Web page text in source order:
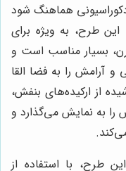
هماهنگ شود
طرح، به ویژه برای
بسیار مناسب است و
آرامش را به فضا القا
از ارکیده‌های بنفش،
به نمایش می‌گذارد و
این طرح، با استفاده از